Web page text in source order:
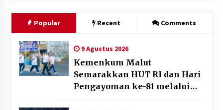
Popular Recent Comments
9 Agustus 2026
Kemenkum Malut
Semarakkan HUT RI dan Hari
Pengayoman ke-81 melalui